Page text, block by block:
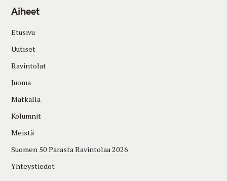
Aiheet
Etusivu
Uutiset
Ravintolat
Juoma
Matkalla
Kolumnit
Meistä
Suomen 50 Parasta Ravintolaa 2026
Yhteystiedot